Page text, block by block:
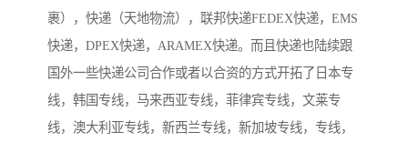
裹），快递（天地物流），联邦快递FEDEX快递，EMS
快递，DPEX快递，ARAMEX快递。而且快递也陆续跟
国外一些快递公司合作或者以合资的方式开拓了日本专
线，韩国专线，马来西亚专线，菲律宾专线，文莱专
线，澳大利亚专线，新西兰专线，新加坡专线，专线，